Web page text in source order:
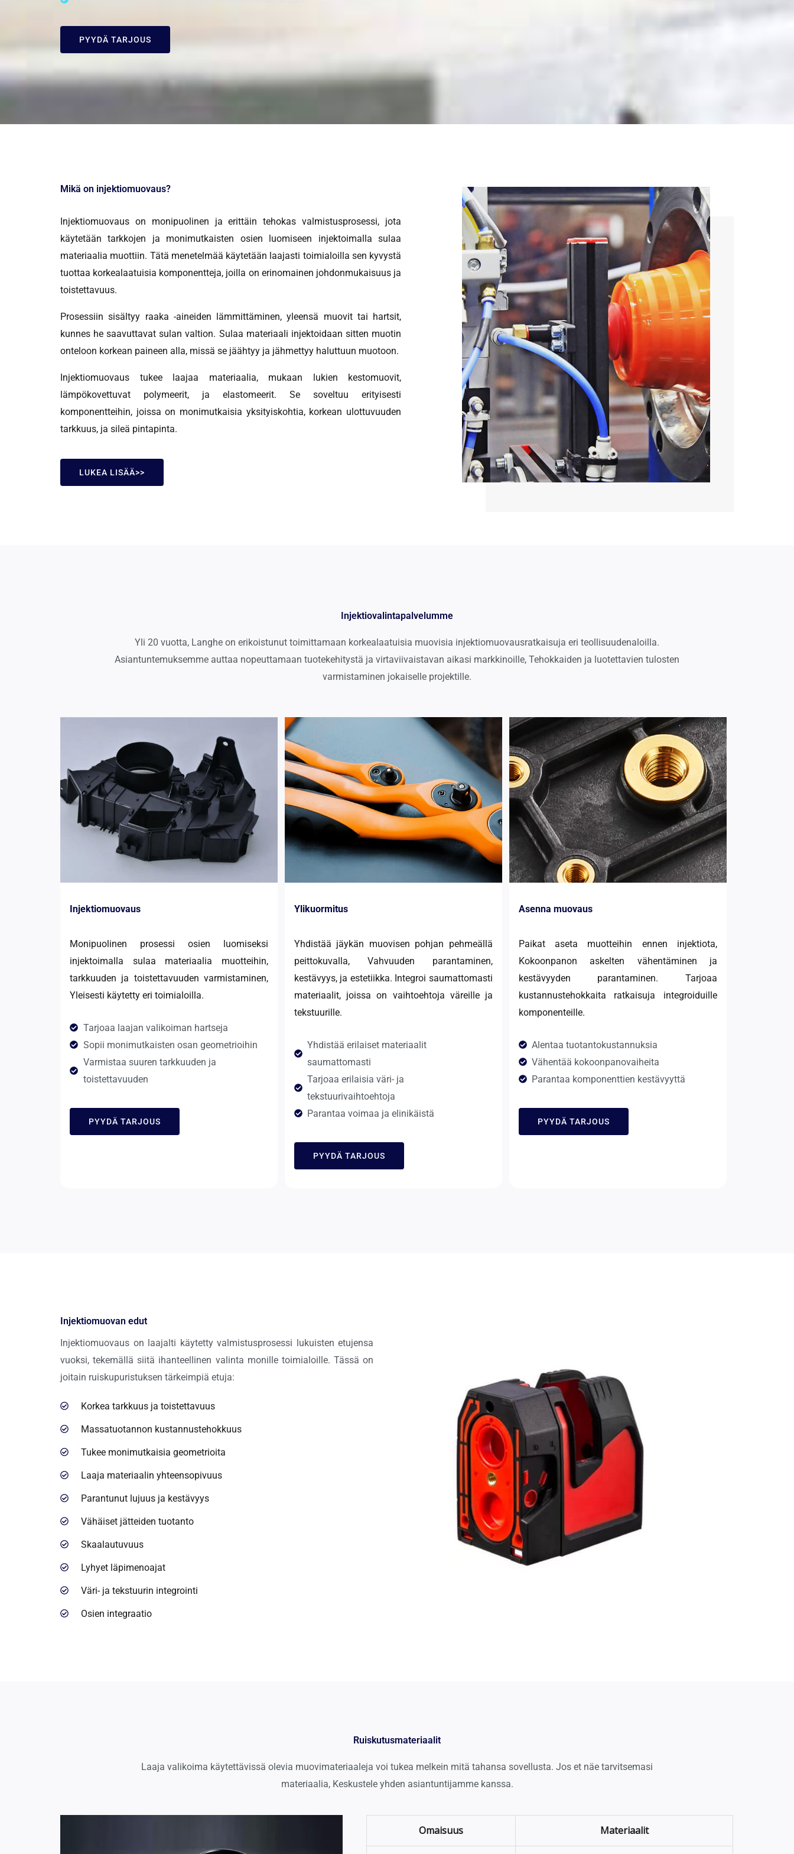
PYYDÄ TARJOUS
Mikä on injektiomuovaus?
Injektiomuovaus on monipuolinen ja erittäin tehokas valmistusprosessi, jota
käytetään tarkkojen ja monimutkaisten osien luomiseen injektoimalla sulaa
materiaalia muottiin. Tätä menetelmää käytetään laajasti toimialoilla sen kyvystä
tuottaa korkealaatuisia komponentteja, joilla on erinomainen johdonmukaisuus ja
toistettavuus.
Prosessiin sisältyy raaka -aineiden lämmittäminen, yleensä muovit tai hartsit,
kunnes he saavuttavat sulan valtion. Sulaa materiaali injektoidaan sitten muotin
onteloon korkean paineen alla, missä se jäähtyy ja jähmettyy haluttuun muotoon.
Injektiomuovaus tukee laajaa materiaalia, mukaan lukien kestomuovit,
lämpökovettuvat polymeerit, ja elastomeerit. Se soveltuu erityisesti
komponentteihin, joissa on monimutkaisia ​​yksityiskohtia, korkean ulottuvuuden
tarkkuus, ja sileä pintapinta.
LUKEA LISÄÄ>>
Injektiovalintapalvelumme
Yli 20 vuotta, Langhe on erikoistunut toimittamaan korkealaatuisia muovisia injektiomuovausratkaisuja eri teollisuudenaloilla.
Asiantuntemuksemme auttaa nopeuttamaan tuotekehitystä ja virtaviivaistavan aikasi markkinoille, Tehokkaiden ja luotettavien tulosten
varmistaminen jokaiselle projektille.
Injektiomuovaus
Monipuolinen prosessi osien luomiseksi
injektoimalla sulaa materiaalia muotteihin,
tarkkuuden ja toistettavuuden varmistaminen,
Yleisesti käytetty eri toimialoilla.
Tarjoaa laajan valikoiman hartseja
Sopii monimutkaisten osan geometrioihin
Varmistaa suuren tarkkuuden ja
toistettavuuden
PYYDÄ TARJOUS
Ylikuormitus
Yhdistää jäykän muovisen pohjan pehmeällä
peittokuvalla, Vahvuuden parantaminen,
kestävyys, ja estetiikka. Integroi saumattomasti
materiaalit, joissa on vaihtoehtoja väreille ja
tekstuurille.
Yhdistää erilaiset materiaalit
saumattomasti
Tarjoaa erilaisia ​​väri- ja
tekstuurivaihtoehtoja
Parantaa voimaa ja elinikäistä
PYYDÄ TARJOUS
Asenna muovaus
Paikat aseta muotteihin ennen injektiota,
Kokoonpanon askelten vähentäminen ja
kestävyyden parantaminen. Tarjoaa
kustannustehokkaita ratkaisuja integroiduille
komponenteille.
Alentaa tuotantokustannuksia
Vähentää kokoonpanovaiheita
Parantaa komponenttien kestävyyttä
PYYDÄ TARJOUS
Injektiomuovan edut
Injektiomuovaus on laajalti käytetty valmistusprosessi lukuisten etujensa
vuoksi, tekemällä siitä ihanteellinen valinta monille toimialoille. Tässä on
joitain ruiskupuristuksen tärkeimpiä etuja:
Korkea tarkkuus ja toistettavuus
Massatuotannon kustannustehokkuus
Tukee monimutkaisia ​​geometrioita
Laaja materiaalin yhteensopivuus
Parantunut lujuus ja kestävyys
Vähäiset jätteiden tuotanto
Skaalautuvuus
Lyhyet läpimenoajat
Väri- ja tekstuurin integrointi
Osien integraatio
Ruiskutusmateriaalit
Laaja valikoima käytettävissä olevia muovimateriaaleja voi tukea melkein mitä tahansa sovellusta. Jos et näe tarvitsemasi
materiaalia, Keskustele yhden asiantuntijamme kanssa.
Omaisuus Materiaalit